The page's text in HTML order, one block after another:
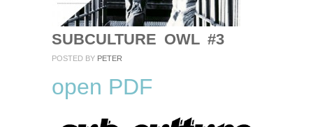
SUBCULTURE OWL #3
POSTED BY PETER
open PDF